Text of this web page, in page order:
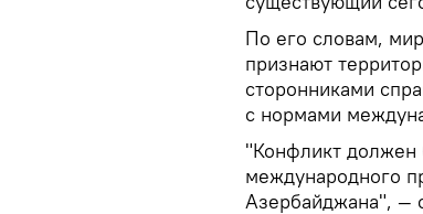
По его словам,
признают
сторонниками
с нормами
"Конфликт должен
международного
Азербайджана", —